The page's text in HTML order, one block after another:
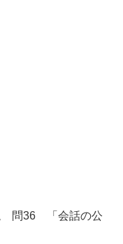
問36 「会話の公